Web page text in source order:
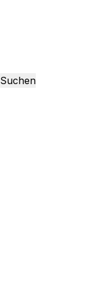
Suchen